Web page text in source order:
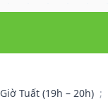
Giờ Tuất (19h – 20h) ;